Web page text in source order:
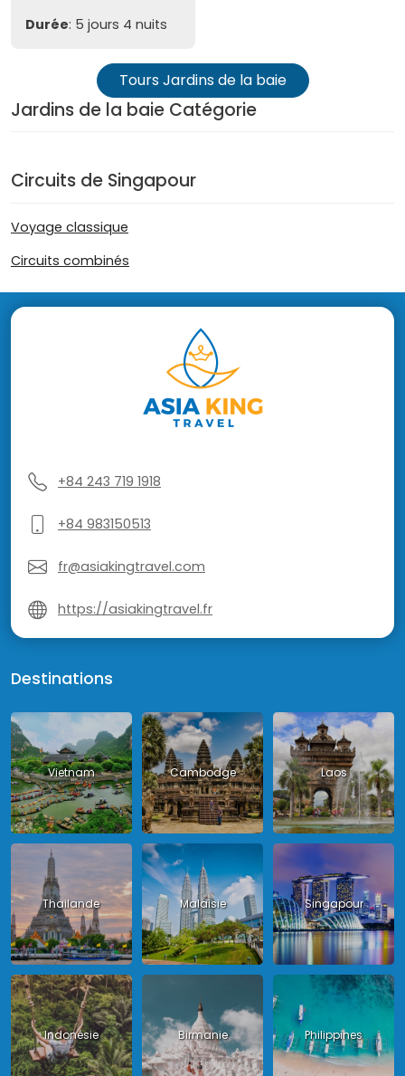
Durée: 5 jours 4 nuits
Tours Jardins de la baie
Jardins de la baie Catégorie
Circuits de Singapour
Voyage classique
Circuits combinés
+84 243 719 1918
+84 983150513
fr@asiakingtravel.com
https://asiakingtravel.fr
Destinations
Vietnam Cambodge Laos
Thailande Malaisie Singapour
Indonésie Birmanie Philippines